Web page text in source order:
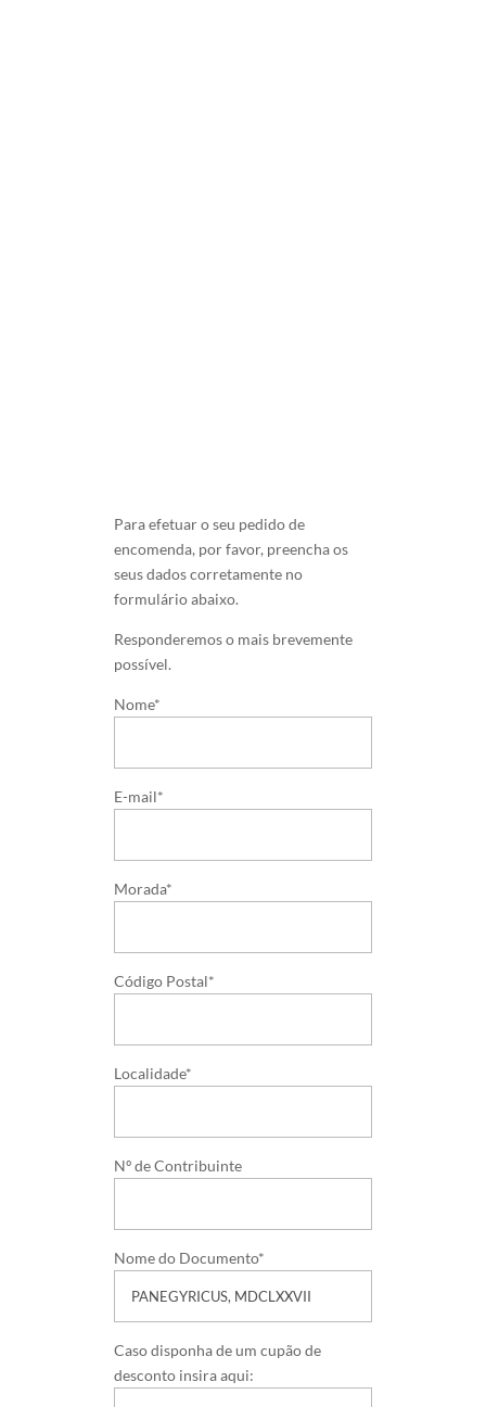
Para efetuar o seu pedido de
encomenda, por favor, preencha os
seus dados corretamente no
formulário abaixo.
Responderemos o mais brevemente
possível.
Nome*
E-mail*
Morada*
Código Postal*
Localidade*
Nº de Contribuinte
Nome do Documento*
Caso disponha de um cupão de
desconto insira aqui: